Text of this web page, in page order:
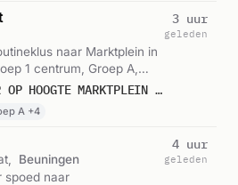
naar Marktplein in
1 centrum, Groep A,
3 andere eenheden.
P 3 BON-06 DIER OP HOOGTE MARKTPLEIN BORNE 051151 051331
A +4
3 uur
geleden
Beuningen
spoed naar
4 uur
geleden